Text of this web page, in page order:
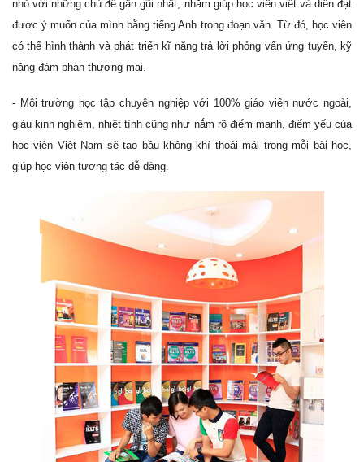
nhỏ với những chủ đề gần gũi nhất, nhằm giúp học viên viết và diễn đạt
được ý muốn của mình bằng tiếng Anh trong đoạn văn. Từ đó, học viên
có thể hình thành và phát triển kĩ năng trả lời phỏng vấn ứng tuyển, kỹ
năng đàm phán thương mại.
- Môi trường học tập chuyên nghiệp với 100% giáo viên nước ngoài,
giàu kinh nghiệm, nhiệt tình cũng như nắm rõ điểm mạnh, điểm yếu của
học viên Việt Nam sẽ tạo bầu không khí thoải mái trong mỗi bài học,
giúp học viên tương tác dễ dàng.